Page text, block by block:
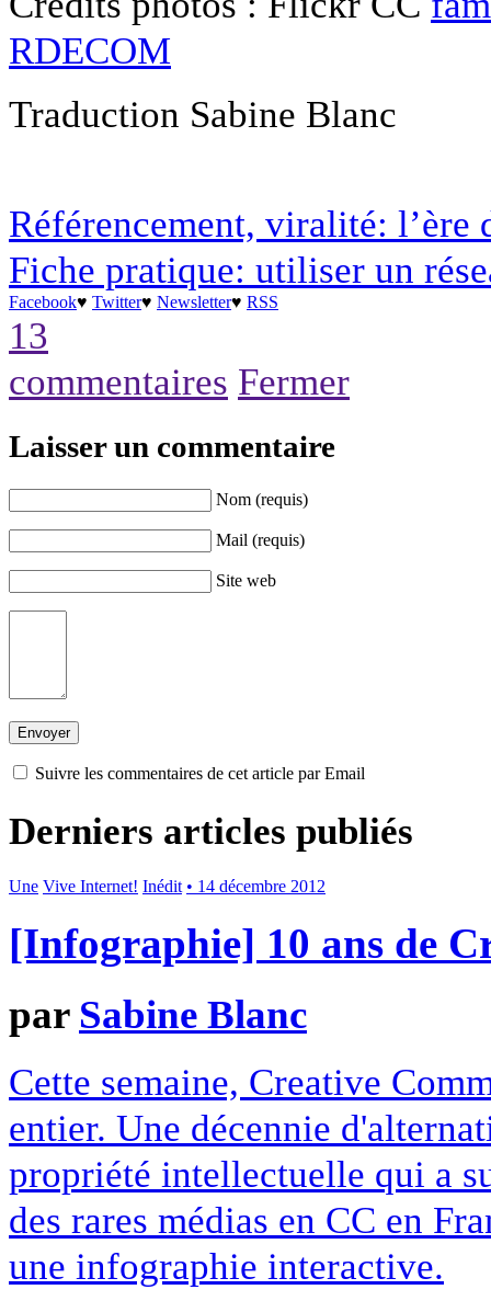
RDECOM
Traduction Sabine Blanc
Référencement, viralité: l’ère
Fiche pratique: utiliser un
Facebook♥ Twitter♥ Newsletter♥ RSS
13
commentaires Fermer
Laisser un commentaire
Nom (requis)
Mail (requis)
Site web
Suivre les commentaires de cet article par Email
Derniers articles publiés
Une Vive Internet! Inédit • 14 décembre 2012
[Infographie] 10 ans de
par Sabine Blanc
Cette semaine, Creative
entier. Une décennie
propriété intellectuelle qui a
des rares médias en CC en
une infographie interactive.